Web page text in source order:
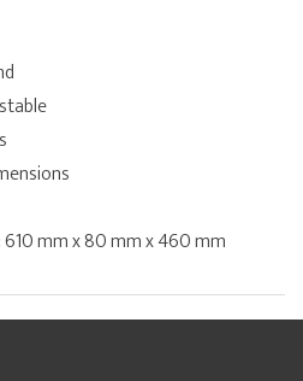
mm x 80 mm x 460 mm